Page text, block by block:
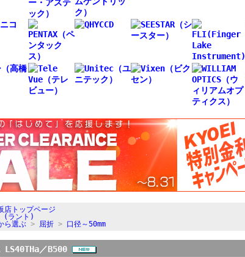
店トップページ
(ラント)
ら選ぶ> 屈折> 口径～50mm
／B500